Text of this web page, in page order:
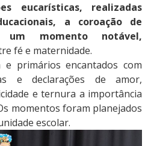
eucarísticas, realizadas
a coroação de
um momento notável,
fé e maternidade.
primários encantados com
e declarações de amor,
e ternura a importância
momentos foram planejados
escolar.